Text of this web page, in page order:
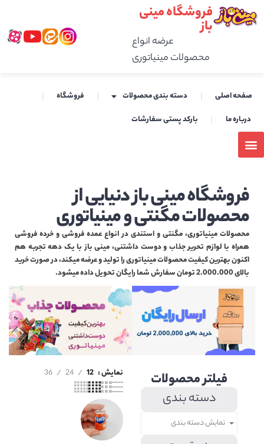
فروشگاه مینی
باز
عرضه انواع
محصولات مینیاتوری
صفحه اصلی دسته بندی محصولات
فروشگاه
درباره ما
بارکد پستی سفارشات
فروشگاه مینی باز دنیایی از
محصولات مگنتی و مینیاتوری
محصولات مینیاتوری، مگنتی و استندی در انواع عمده فروشی و خرده فروشی
همراه با لوازم تحریر جذاب و دوست داشتنی، مینی باز با یک دهه تجربه هم
اکنون بهترین کیفیت محصولات مینیاتوری را تولید و عرضه میکند، در صورت خرید
بالای 2.000.000 تومان سفارش شما رایگان تحویل داده میشود.
فیلتر محصولات
دسته بندی
نمایش دسته بندی
نمایش 12
24
36